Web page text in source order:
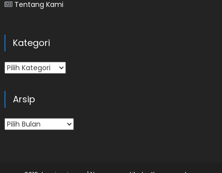
Tentang Kami
Kategori
Kategori
Arsip
Arsip